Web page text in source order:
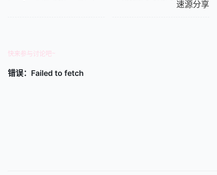
速源分享
快来参与讨论吧~